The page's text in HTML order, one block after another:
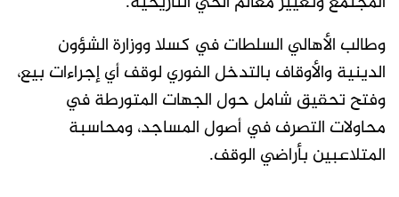
وطالب الأهالي السلطات في كسلا ووزارة الشؤون
الدينية والأوقاف بالتدخل الفوري لوقف أي إجراءات بيع،
وفتح تحقيق شامل حول الجهات المتورطة في
محاولات التصرف في أصول المساجد، ومحاسبة
المتلاعبين بأراضي الوقف.